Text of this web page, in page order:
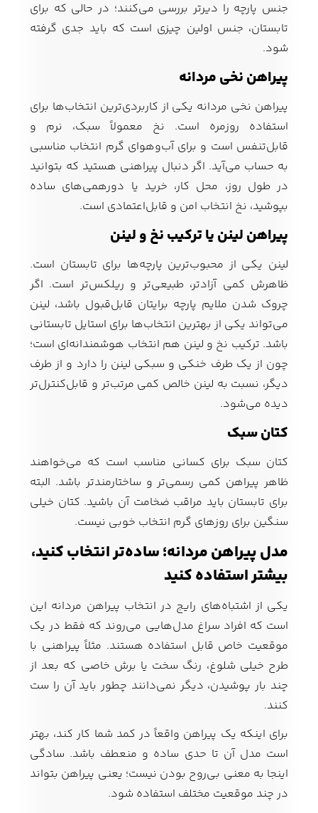
جنس پارچه را دیرتر بررسی می‌کنند؛ در حالی که برای
تابستان، جنس اولین چیزی است که باید جدی گرفته
شود.
پیراهن نخی مردانه
پیراهن نخی مردانه یکی از کاربردی‌ترین انتخاب‌ها برای
استفاده روزمره است. نخ معمولاً سبک، نرم و
قابل‌تنفس است و برای آب‌وهوای گرم انتخاب مناسبی
به حساب می‌آید. اگر دنبال پیراهنی هستید که بتوانید
در طول روز، محل کار، خرید یا دورهمی‌های ساده
بپوشید، نخ انتخاب امن و قابل‌اعتمادی است.
پیراهن لینن یا ترکیب نخ و لینن
لینن یکی از محبوب‌ترین پارچه‌ها برای تابستان است.
ظاهرش کمی آزادتر، طبیعی‌تر و ریلکس‌تر است. اگر
چروک شدن ملایم پارچه برایتان قابل‌قبول باشد، لینن
می‌تواند یکی از بهترین انتخاب‌ها برای استایل تابستانی
باشد. ترکیب نخ و لینن هم انتخاب هوشمندانه‌ای است؛
چون از یک طرف خنکی و سبکی لینن را دارد و از طرف
دیگر، نسبت به لینن خالص کمی مرتب‌تر و قابل‌کنترل‌تر
دیده می‌شود.
کتان سبک
کتان سبک برای کسانی مناسب است که می‌خواهند
ظاهر پیراهن کمی رسمی‌تر و ساختارمندتر باشد. البته
برای تابستان باید مراقب ضخامت آن باشید. کتان خیلی
سنگین برای روزهای گرم انتخاب خوبی نیست.
مدل پیراهن مردانه؛ ساده‌تر انتخاب کنید،
بیشتر استفاده کنید
یکی از اشتباه‌های رایج در انتخاب پیراهن مردانه این
است که افراد سراغ مدل‌هایی می‌روند که فقط در یک
موقعیت خاص قابل استفاده هستند. مثلاً پیراهنی با
طرح خیلی شلوغ، رنگ سخت یا برش خاصی که بعد از
چند بار پوشیدن، دیگر نمی‌دانند چطور باید آن را ست
کنند.
برای اینکه یک پیراهن واقعاً در کمد شما کار کند، بهتر
است مدل آن تا حدی ساده و منعطف باشد. سادگی
اینجا به معنی بی‌روح بودن نیست؛ یعنی پیراهن بتواند
در چند موقعیت مختلف استفاده شود.